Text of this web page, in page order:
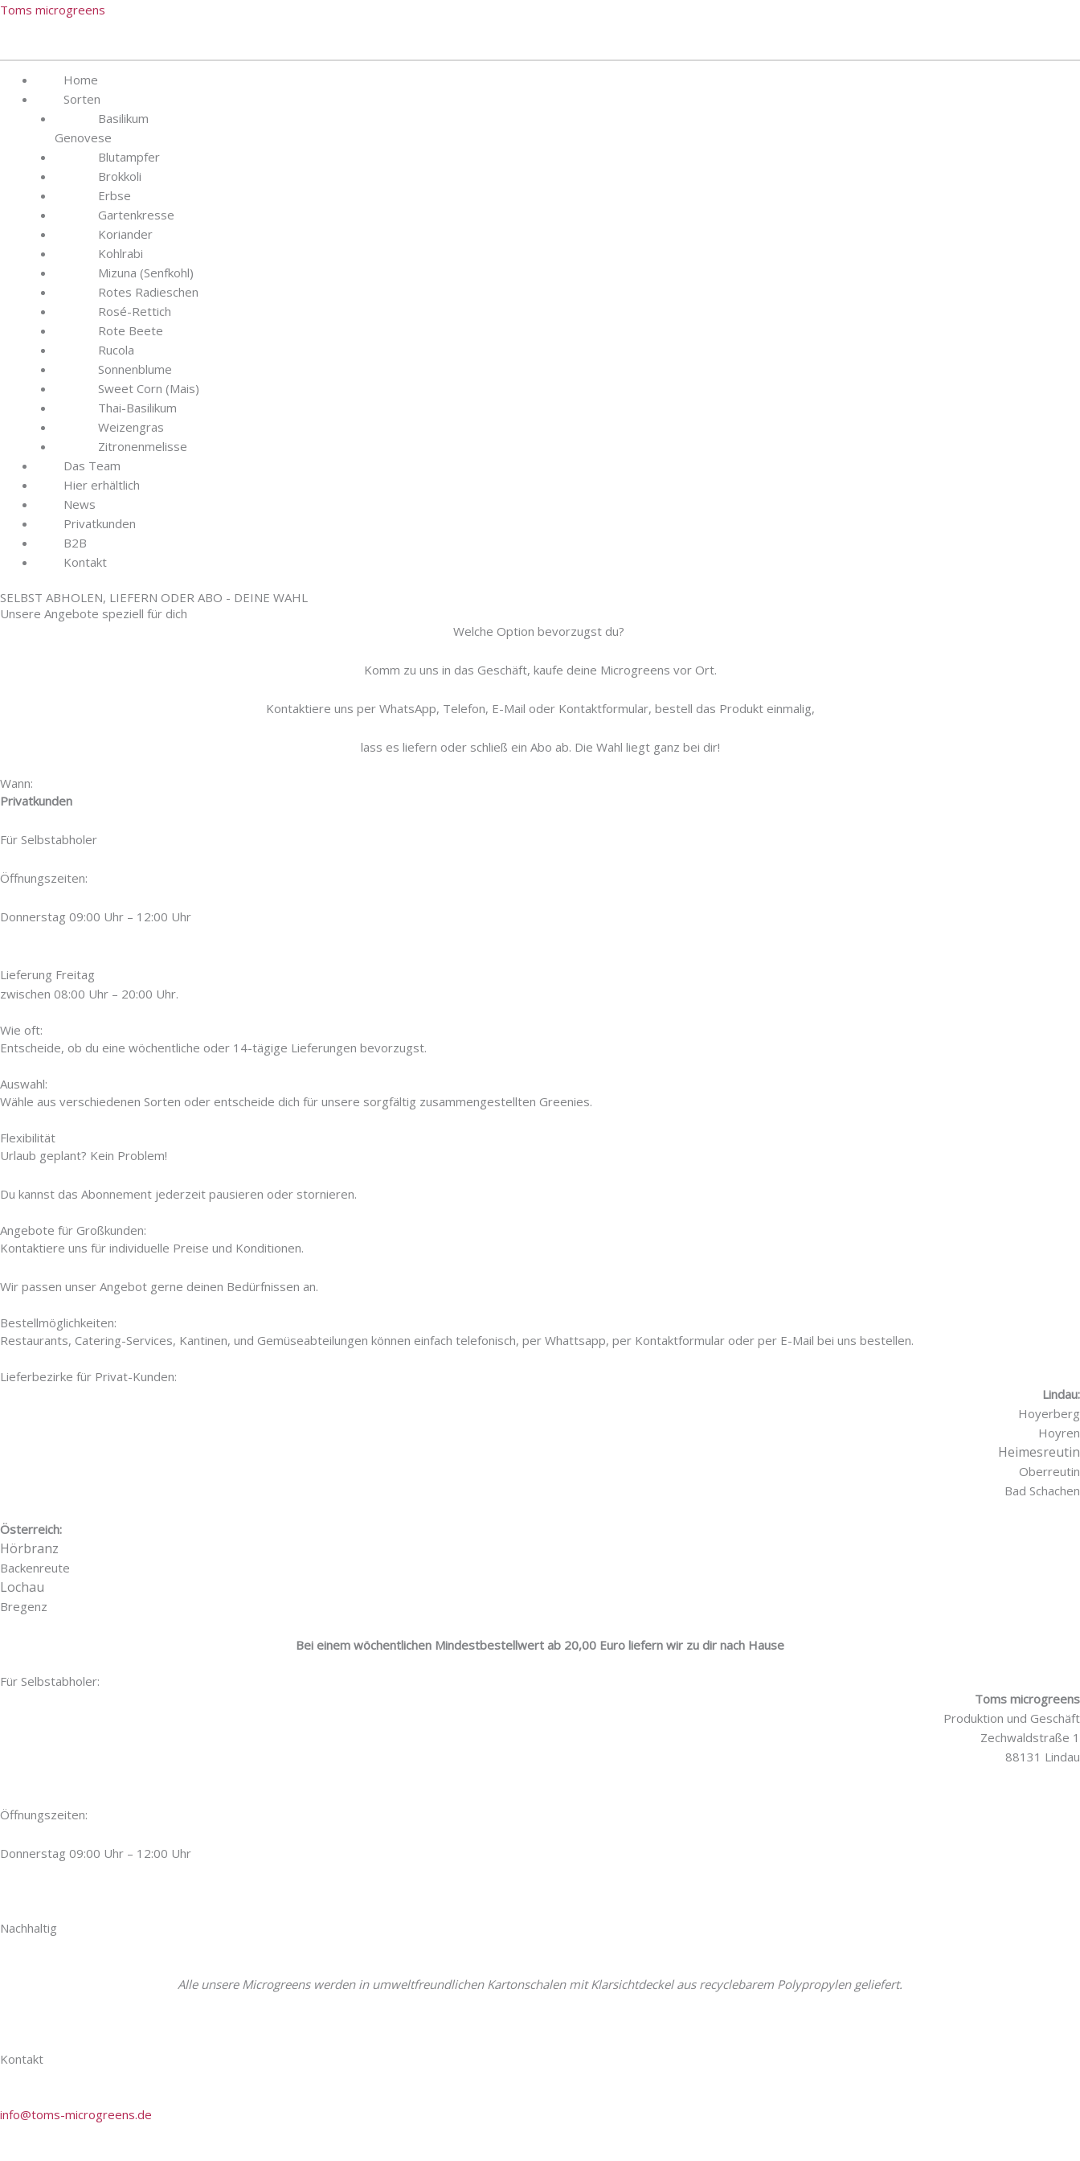
Zum
Toms microgreens
Menü
Home
Sorten
Basilikum
Genovese
Blutampfer
Brokkoli
Erbse
Gartenkresse
Koriander
Kohlrabi
Mizuna (Senfkohl)
Rotes Radieschen
Rosé-Rettich
Rote Beete
Rucola
Sonnenblume
Sweet Corn (Mais)
Thai-Basilikum
Weizengras
Zitronenmelisse
Das Team
Hier erhältlich
News
Privatkunden
B2B
Kontakt
SELBST ABHOLEN, LIEFERN ODER ABO - DEINE WAHL
Unsere Angebote speziell für dich
Welche Option bevorzugst du?
Komm zu uns in das Geschäft, kaufe deine Microgreens vor Ort.
Kontaktiere uns per WhatsApp, Telefon, E-Mail oder Kontaktformular, bestell das Produkt einmalig,
lass es liefern oder schließ ein Abo ab. Die Wahl liegt ganz bei dir!
Wann:
Privatkunden
Für Selbstabholer
Öffnungszeiten:
Donnerstag 09:00 Uhr – 12:00 Uhr
Lieferung Freitag
zwischen 08:00 Uhr – 20:00 Uhr.
Wie oft:
Entscheide, ob du eine wöchentliche oder 14-tägige Lieferungen bevorzugst.
Auswahl:
Wähle aus verschiedenen Sorten oder entscheide dich für unsere sorgfältig zusammengestellten Greenies.
Flexibilität
Urlaub geplant? Kein Problem!
Du kannst das Abonnement jederzeit pausieren oder stornieren.
Angebote für Großkunden:
Kontaktiere uns für individuelle Preise und Konditionen.
Wir passen unser Angebot gerne deinen Bedürfnissen an.
Bestellmöglichkeiten:
Restaurants, Catering-Services, Kantinen, und Gemüseabteilungen können einfach telefonisch, per Whattsapp, per Kontaktformular oder per E-Mail bei uns bestellen.
Lieferbezirke für Privat-Kunden:
Lindau:
Hoyerberg
Hoyren
Heimesreutin
Oberreutin
Bad Schachen
Österreich:
Hörbranz
Backenreute
Lochau
Bregenz
Bei einem wöchentlichen Mindestbestellwert ab 20,00 Euro liefern wir zu dir nach Hause
Für Selbstabholer:
Toms microgreens
Produktion und Geschäft
Zechwaldstraße 1
88131 Lindau
Öffnungszeiten:
Donnerstag 09:00 Uhr – 12:00 Uhr
Nachhaltig
Alle unsere Microgreens werden in umweltfreundlichen Kartonschalen mit Klarsichtdeckel aus recyclebarem Polypropylen geliefert.
Kontakt
info@toms-microgreens.de
Menü